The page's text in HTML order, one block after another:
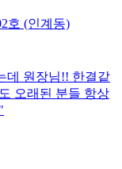
호 (인계동)
데 원장님!! 한결같
오래된 분들 항상
"